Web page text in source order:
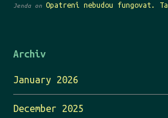
Jenda onOpatreni nebudou fungovat.
Archiv
January 2026
December 2025